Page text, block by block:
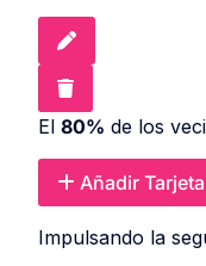
El 80% de los
Añadir Tarjeta
Impulsando la